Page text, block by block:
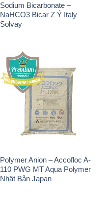
Sodium Bicarbonate –
NaHCO3 Bicar Z Ý Italy
Solvay
Polymer Anion – Accofloc A-
110 PWG MT Aqua Polymer
Nhật Bản Japan